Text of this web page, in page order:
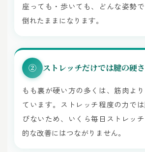
座っても・歩いても、どんな姿勢
倒れたままになります。
② ストレッチだけでは腱の硬
もも裏が硬い方の多くは、筋肉よ
ています。ストレッチ程度の力で
びないため、いくら毎日ストレッ
的な改善にはつながりません。